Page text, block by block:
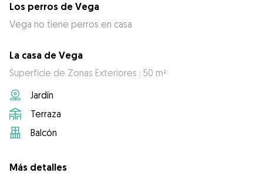
Los perros de Vega
Vega no tiene perros en casa
La casa de Vega
Superficie de Zonas Exteriores : 50 m²
Jardín
Terraza
Balcón
Más detalles